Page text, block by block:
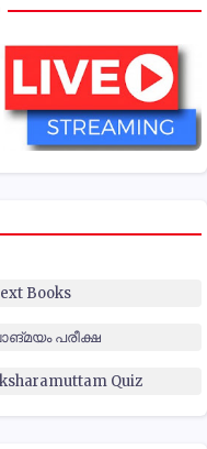
Books
പരീക്ഷ
Quiz